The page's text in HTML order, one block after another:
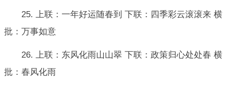
25. 上联：一年好运随春到 下联：四季彩云滚滚来 横
批：万事如意
26. 上联：东风化雨山山翠 下联：政策归心处处春 横
批：春风化雨